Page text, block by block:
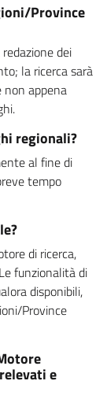
Province
dei
la ricerca sarà
appena
regionali?
al fine di
tempo
di ricerca,
funzionalità di
disponibili,
Province
e